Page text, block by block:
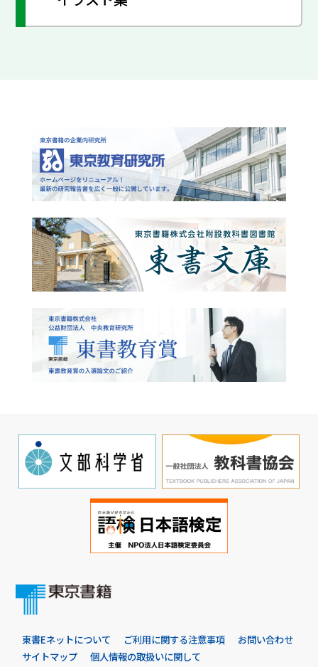
東書Eネットについて ご利用に関する注意事項
お問い合わせ
サイトマップ
個人情報の取扱いに関して